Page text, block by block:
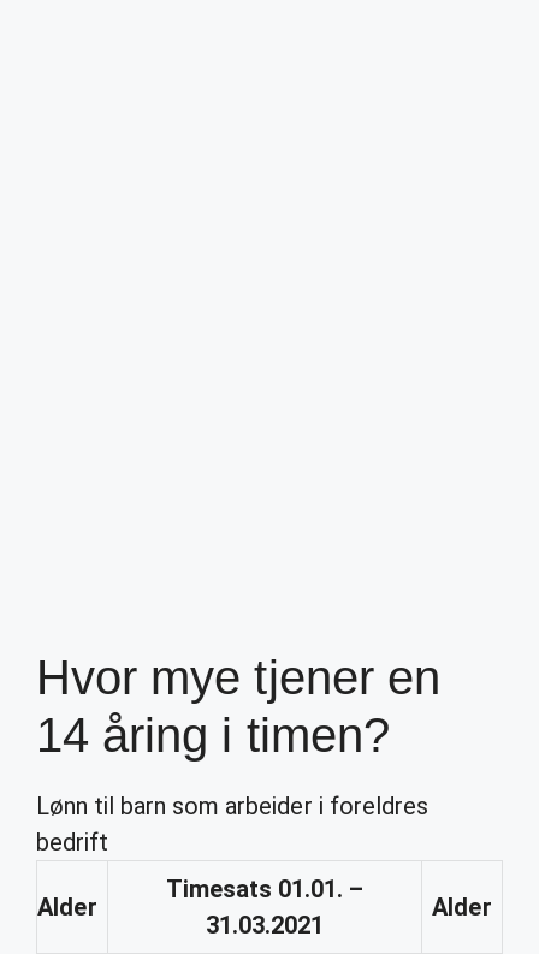
Hvor mye tjener en
14 åring i timen?
Lønn til barn som arbeider i foreldres
bedrift
Alder
Timesats 01.01. –
31.03.2021
Alder